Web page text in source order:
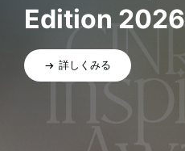
Edition 2026
詳しくみる